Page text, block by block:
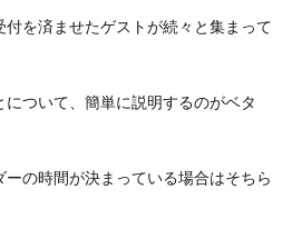
を済ませたゲストが続々と集まって
ついて、簡単に説明するのがベタ
ーの時間が決まっている場合はそちら